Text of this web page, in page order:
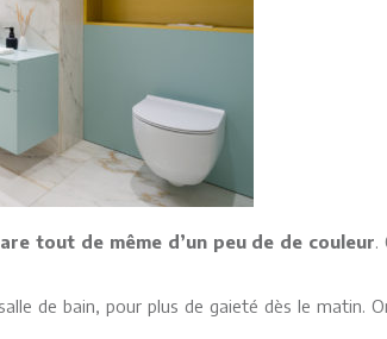
tout de même d’un peu de de couleur.
de bain, pour plus de gaieté dès le matin.